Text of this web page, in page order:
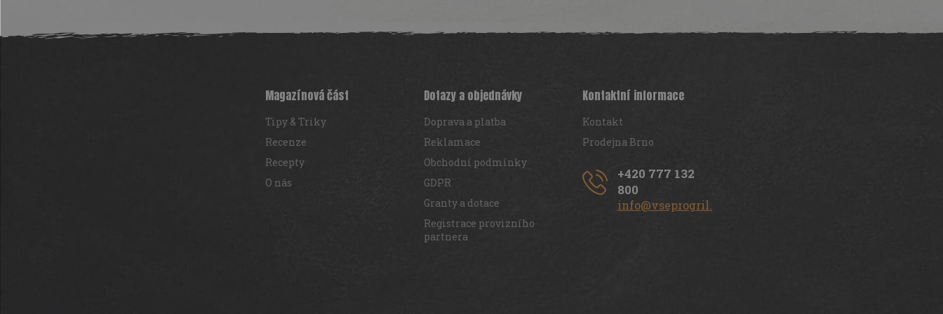
á
Magazínová část
Tipy & Triky
Recenze
Recepty
O nás
Dotazy a objednávky
Doprava a platba
Reklamace
Obchodní podmínky
GDPR
Granty a dotace
Registrace provizního
partnera
Kontaktní informace
Kontakt
Prodejna Brno
+420 777 132
800
info@vseprogril.cz